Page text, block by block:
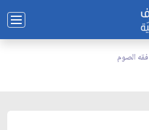
فقه الصوم